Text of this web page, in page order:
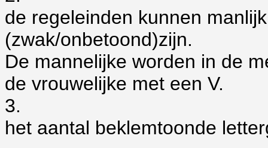
de regeleinden kunnen
(zwak/onbetoond)zijn.
De mannelijke worden in de
de vrouwelijke met een V.
3.
het aantal beklemtoonde